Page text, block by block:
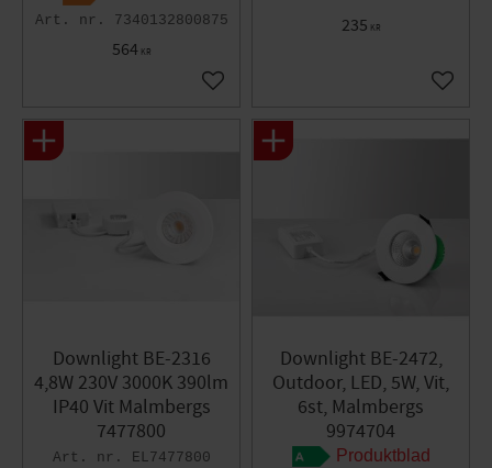
7340132800875
564KR
Lägg till i favoriter
235 KR
Lägg
Downlight BE-2316
4,8W 230V 3000K 390lm
IP40 Vit Malmbergs
7477800
EL7477800
Downlight BE-2472,
Outdoor, LED, 5W, Vit,
6st, Malmbergs
9974704
Produktblad